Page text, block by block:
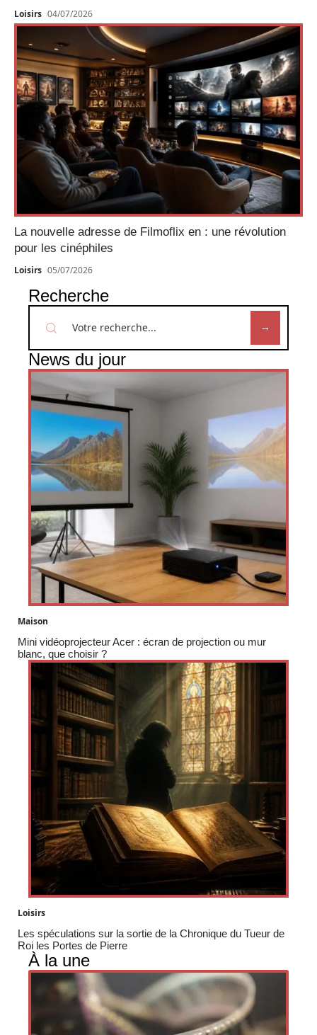
Loisirs 04/07/2026
La nouvelle adresse de Filmoflix en : une révolution
pour les cinéphiles
Loisirs 05/07/2026
Recherche
News du jour
Maison
Mini vidéoprojecteur Acer : écran de projection ou mur
blanc, que choisir ?
Loisirs
Les spéculations sur la sortie de la Chronique du Tueur de
Roi les Portes de Pierre
À la une